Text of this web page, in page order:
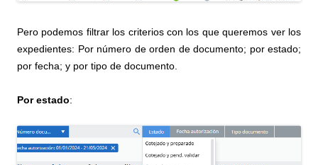
Pero podemos filtrar los criterios con los que queremos ver los
expedientes: Por número de orden de documento; por estado;
por fecha; y por tipo de documento.
Por estado: